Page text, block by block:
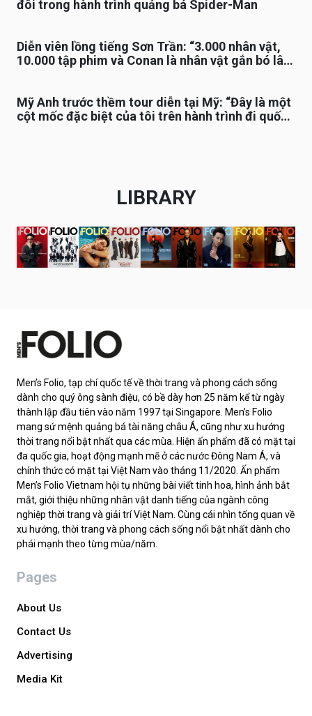
đôi trong hành trình quảng bá Spider-Man
Diễn viên lồng tiếng Sơn Trần: “3.000 nhân vật,
10.000 tập phim và Conan là nhân vật gắn bó lâu
Mỹ Anh trước thềm tour diễn tại Mỹ: “Đây là một
cột mốc đặc biệt của tôi trên hành trình đi quốc
LIBRARY
Men’s Folio, tạp chí quốc tế về thời trang và phong cách sống
dành cho quý ông sành điệu, có bề dày hơn 25 năm kể từ ngày
thành lập đầu tiên vào năm 1997 tại Singapore. Men’s Folio
mang sứ mệnh quảng bá tài năng châu Á, cũng như xu hướng
thời trang nổi bật nhất qua các mùa. Hiện ấn phẩm đã có mặt tại
đa quốc gia, hoạt động mạnh mẽ ở các nước Đông Nam Á, và
chính thức có mặt tại Việt Nam vào tháng 11/2020. Ấn phẩm
Men’s Folio Vietnam hội tụ những bài viết tinh hoa, hình ảnh bắt
mắt, giới thiệu những nhân vật danh tiếng của ngành công
nghiệp thời trang và giải trí Việt Nam. Cùng cái nhìn tổng quan về
xu hướng, thời trang và phong cách sống nổi bật nhất dành cho
phái mạnh theo từng mùa/năm.
Pages
About Us
Contact Us
Advertising
Media Kit